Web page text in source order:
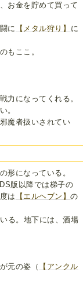
お金を貯めて買って
に 【メタル狩り】 に
もここ。
力になってくれる。
。
魔者扱いされてい
形になっている。
版以降では梯子の
は
【エルヘブン】の
る。地下には、酒場
元の姿（
【アンクル